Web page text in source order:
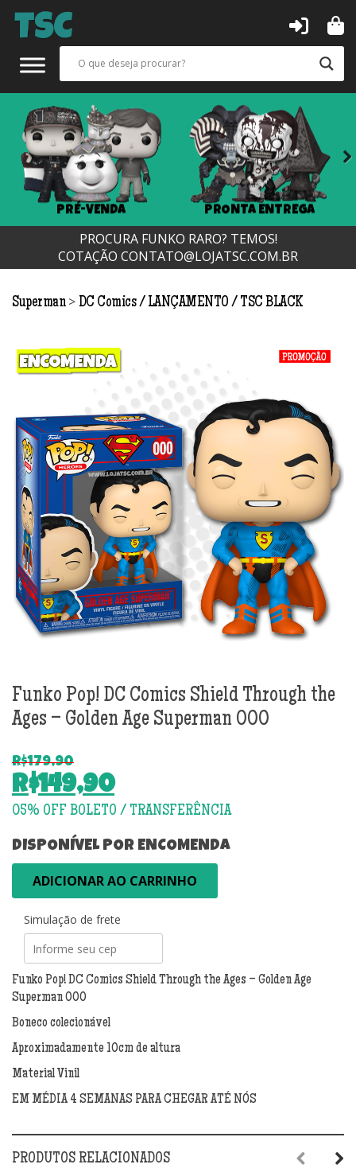
PRÉ-VENDA PRONTA ENTREGA
Next
PROCURA FUNKO RARO? TEMOS!
COTAÇÃO CONTATO@LOJATSC.COM.BR
Superman > DC Comics LANÇAMENTO TSC BLACK
Funko Pop! DC Comics Shield Through the
Ages – Golden Age Superman 000
R$179,90
O
preço
original
era:
R$179,90.
R$149,90
O
preço
atual
é:
R$149,90.
DISPONÍVEL POR ENCOMENDA
Pop!
Comics
Shield
Through
the
Ages
Golden
Age
Superman
000
quantidade
ADICIONAR AO CARRINHO
Simulação de frete
Funko Pop! DC Comics Shield Through the Ages – Golden Age
Superman 000
Boneco colecionável
Aproximadamente 10cm de altura
Material Vinil
EM MÉDIA 4 SEMANAS PARA CHEGAR ATÉ NÓS
PRODUTOS RELACIONADOS